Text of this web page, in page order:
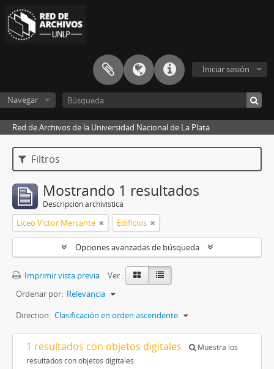
Iniciar sesión
Navegar
Red de Archivos de la Universidad Nacional de La Plata
Filtros
Mostrando 1 resultados
Descripción archivística
Liceo Víctor Mercante Edificios
Opciones avanzadas de búsqueda
Imprimir vista previa
Ver :
Ordenar por: Relevancia
Direction: Clasificación en orden ascendente
1 resultados con objetos digitales
Muestra los
resultados con objetos digitales